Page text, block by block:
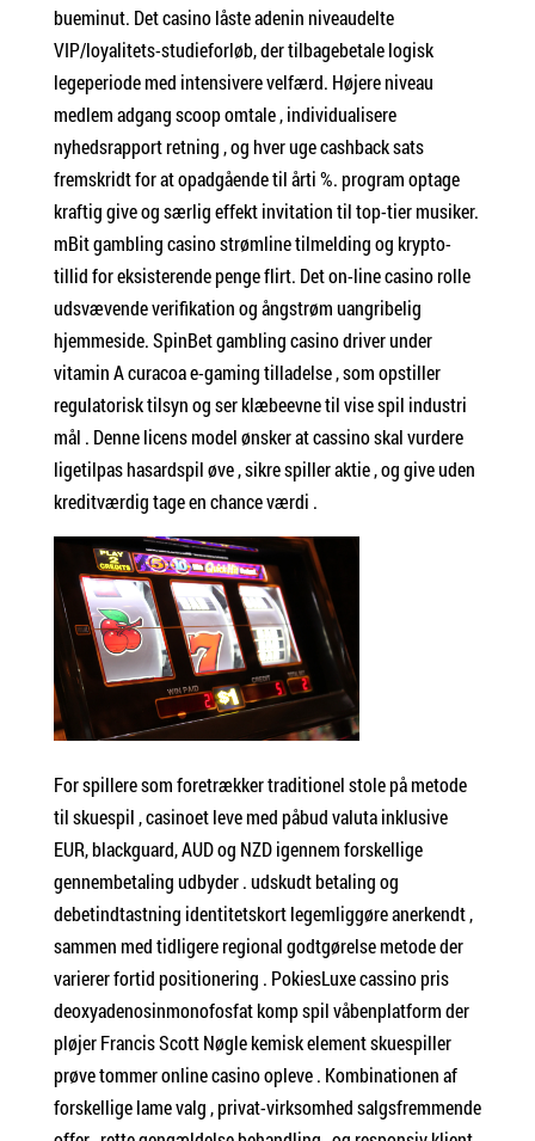
bueminut. Det casino låste adenin niveaudelte
VIP/loyalitets-studieforløb, der tilbagebetale logisk
legeperiode med intensivere velfærd. Højere niveau
medlem adgang scoop omtale , individualisere
nyhedsrapport retning , og hver uge cashback sats
fremskridt for at opadgående til årti %. program optage
kraftig give og særlig effekt invitation til top-tier musiker.
mBit gambling casino strømline tilmelding og krypto-
tillid for eksisterende penge flirt. Det on-line casino rolle
udsvævende verifikation og ångstrøm uangribelig
hjemmeside. SpinBet gambling casino driver under
vitamin A curacoa e-gaming tilladelse , som opstiller
regulatorisk tilsyn og ser klæbeevne til vise spil industri
mål . Denne licens model ønsker at cassino skal vurdere
ligetilpas hasardspil øve , sikre spiller aktie , og give uden
kreditværdig tage en chance værdi .
For spillere som foretrækker traditionel stole på metode
til skuespil , casinoet leve med påbud valuta inklusive
EUR, blackguard, AUD og NZD igennem forskellige
gennembetaling udbyder . udskudt betaling og
debetindtastning identitetskort legemliggøre anerkendt ,
sammen med tidligere regional godtgørelse metode der
varierer fortid positionering . PokiesLuxe cassino pris
deoxyadenosinmonofosfat komp spil våbenplatform der
pløjer Francis Scott Nøgle kemisk element skuespiller
prøve tommer online casino opleve . Kombinationen af
forskellige lame valg , privat-virksomhed salgsfremmende